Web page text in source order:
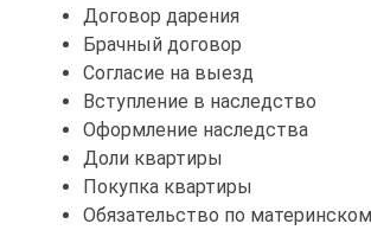
Договор дарения
Брачный договор
Согласие на выезд
Вступление в наследство
Оформление наследства
Доли квартиры
Покупка квартиры
Обязательство по